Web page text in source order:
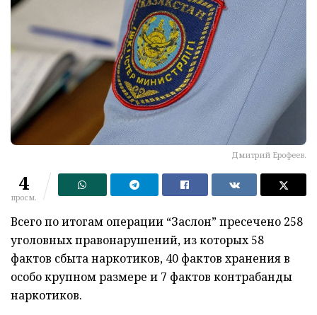
Дмитрий Ерофеев.
4
просм.
Всего по итогам операции “Заслон” пресечено 258
уголовных правонарушений, из которых 58
фактов сбыта наркотиков, 40 фактов хранения в
особо крупном размере и 7 фактов контрабанды
наркотиков.